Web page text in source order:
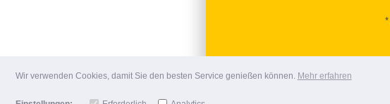
Wir verwenden Cookies, damit Sie den besten Service genießen können. Mehr erfahren
*